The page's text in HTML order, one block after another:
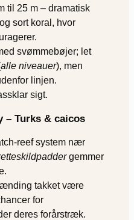
til 25 m – dramatisk
sort koral, hvor
svømmebøjer; let
alle niveauer), men
linjen.
sigt.
– Turks & caicos
reef system nær
gemmer
takket være
for
deres forårstræk.